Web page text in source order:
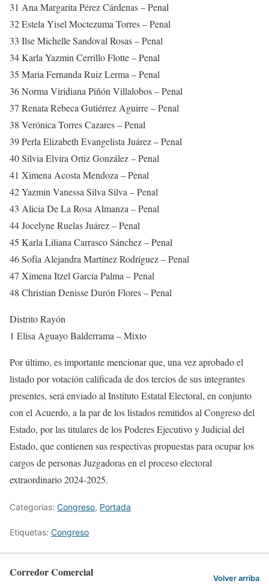
31 Ana Margarita Pérez Cárdenas – Penal
32 Estela Yisel Moctezuma Torres – Penal
33 Ilse Michelle Sandoval Rosas – Penal
34 Karla Yazmin Cerrillo Flotte – Penal
35 Maria Fernanda Ruiz Lerma – Penal
36 Norma Viridiana Piñón Villalobos – Penal
37 Renata Rebeca Gutiérrez Aguirre – Penal
38 Verónica Torres Cazares – Penal
39 Perla Elizabeth Evangelista Juárez – Penal
40 Silvia Elvira Ortiz González – Penal
41 Ximena Acosta Mendoza – Penal
42 Yazmin Vanessa Silva Silva – Penal
43 Alicia De La Rosa Almanza – Penal
44 Jocelyne Ruelas Juárez – Penal
45 Karla Liliana Carrasco Sánchez – Penal
46 Sofía Alejandra Martínez Rodríguez – Penal
47 Ximena Itzel García Palma – Penal
48 Christian Denisse Durón Flores – Penal
Distrito Rayón
1 Elisa Aguayo Balderrama – Mixto
Por último, es importante mencionar que, una vez aprobado el
listado por votación calificada de dos tercios de sus integrantes
presentes, será enviado al Instituto Estatal Electoral, en conjunto
con el Acuerdo, a la par de los listados remitidos al Congreso del
Estado, por las titulares de los Poderes Ejecutivo y Judicial del
Estado, que contienen sus respectivas propuestas para ocupar los
cargos de personas Juzgadoras en el proceso electoral
extraordinario 2024-2025.
Categorías: Congreso, Portada
Etiquetas: Congreso
Corredor Comercial Volver arriba